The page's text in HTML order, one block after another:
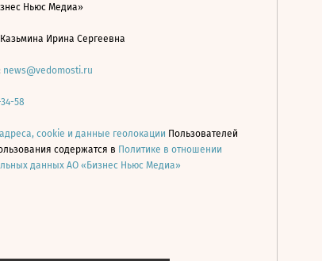
Ньюс Медиа»
Ирина Сергеевна
news@vedomosti.ru
34-58
адреса, cookie и данные геолокации Пользователей
содержатся в Политике в отношении
данных АО «Бизнес Ньюс Медиа»